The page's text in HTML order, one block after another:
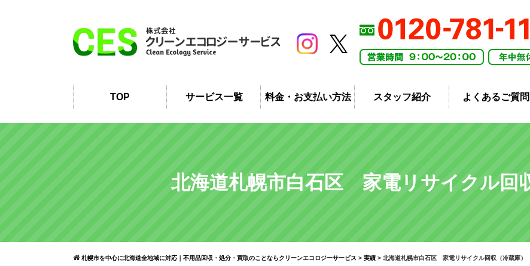
TOP サービス一覧 料金・お支払い方法 スタッフ紹介 よくあるご質問
北海道札幌市白石区 家電リサイクル回
札幌市を中心に北海道全地域に対応｜不用品回収・処分・買取のことならクリーンエコロジーサービス > 実績 > 北海道札幌市白石区 家電リサイクル回収（冷蔵庫）